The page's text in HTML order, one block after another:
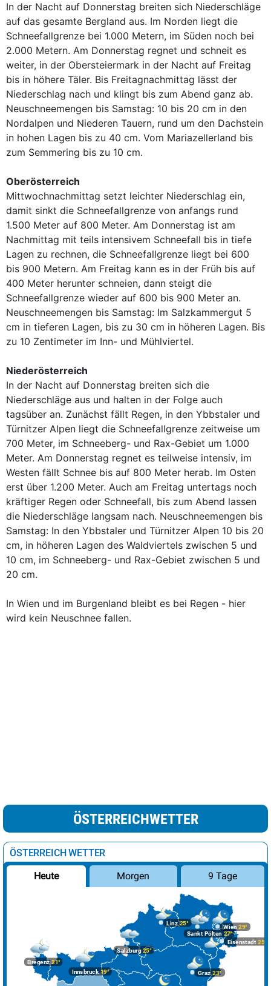
In der Nacht auf Donnerstag breiten sich Niederschläge
auf das gesamte Bergland aus. Im Norden liegt die
Schneefallgrenze bei 1.000 Metern, im Süden noch bei
2.000 Metern. Am Donnerstag regnet und schneit es
weiter, in der Obersteiermark in der Nacht auf Freitag
bis in höhere Täler. Bis Freitagnachmittag lässt der
Niederschlag nach und klingt bis zum Abend ganz ab.
Neuschneemengen bis Samstag: 10 bis 20 cm in den
Nordalpen und Niederen Tauern, rund um den Dachstein
in hohen Lagen bis zu 40 cm. Vom Mariazellerland bis
zum Semmering bis zu 10 cm.
Oberösterreich
Mittwochnachmittag setzt leichter Niederschlag ein,
damit sinkt die Schneefallgrenze von anfangs rund
1.500 Meter auf 800 Meter. Am Donnerstag ist am
Nachmittag mit teils intensivem Schneefall bis in tiefe
Lagen zu rechnen, die Schneefallgrenze liegt bei 600
bis 900 Metern. Am Freitag kann es in der Früh bis auf
400 Meter herunter schneien, dann steigt die
Schneefallgrenze wieder auf 600 bis 900 Meter an.
Neuschneemengen bis Samstag: Im Salzkammergut 5
cm in tieferen Lagen, bis zu 30 cm in höheren Lagen. Bis
zu 10 Zentimeter im Inn- und Mühlviertel.
Niederösterreich
In der Nacht auf Donnerstag breiten sich die
Niederschläge aus und halten in der Folge auch
tagsüber an. Zunächst fällt Regen, in den Ybbstaler und
Türnitzer Alpen liegt die Schneefallgrenze zeitweise um
700 Meter, im Schneeberg- und Rax-Gebiet um 1.000
Meter. Am Donnerstag regnet es teilweise intensiv, im
Westen fällt Schnee bis auf 800 Meter herab. Im Osten
erst über 1.200 Meter. Auch am Freitag untertags noch
kräftiger Regen oder Schneefall, bis zum Abend lassen
die Niederschläge langsam nach. Neuschneemengen bis
Samstag: In den Ybbstaler und Türnitzer Alpen 10 bis 20
cm, in höheren Lagen des Waldviertels zwischen 5 und
10 cm, im Schneeberg- und Rax-Gebiet zwischen 5 und
20 cm.
In Wien und im Burgenland bleibt es bei Regen - hier
wird kein Neuschnee fallen.
ÖSTERREICHWETTER
ÖSTERREICH WETTER
Heute Morgen 9 Tage
Bregenz21°
Graz23°
Innsbruck19°
Linz25°
Salzburg25°
Wien 29°
Eisenstadt 25°
Sankt Pölten 27°